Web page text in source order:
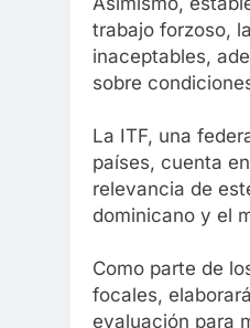
trabajo forzoso,
inaceptables,
sobre
La ITF, una
países, cuenta
relevancia de
dominicano y el
Como parte de
focales,
evaluación para